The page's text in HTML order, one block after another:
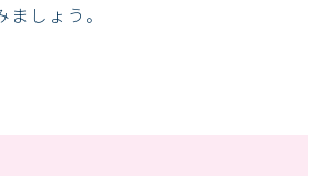
しょう。